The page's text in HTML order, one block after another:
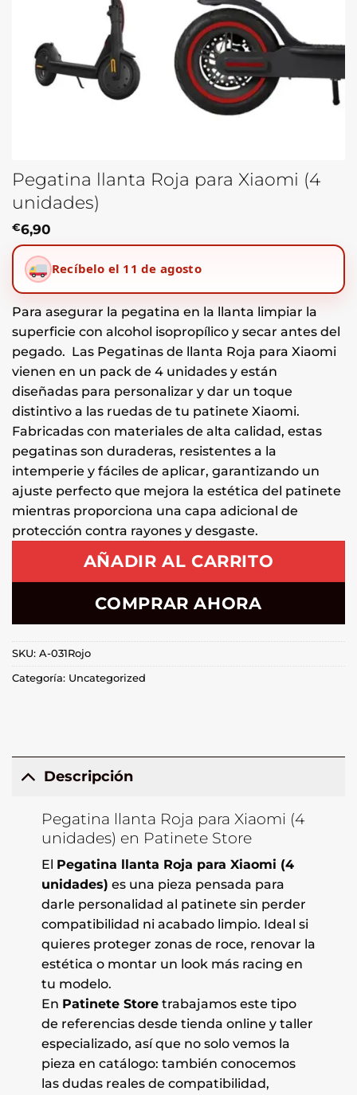
Pegatina llanta Roja para Xiaomi (4
unidades)
€6,90
Recíbelo el 11 de agosto
Para asegurar la pegatina en la llanta limpiar la
superficie con alcohol isopropílico y secar antes del
pegado. Las Pegatinas de llanta Roja para Xiaomi
vienen en un pack de 4 unidades y están
diseñadas para personalizar y dar un toque
distintivo a las ruedas de tu patinete Xiaomi.
Fabricadas con materiales de alta calidad, estas
pegatinas son duraderas, resistentes a la
intemperie y fáciles de aplicar, garantizando un
ajuste perfecto que mejora la estética del patinete
mientras proporciona una capa adicional de
protección contra rayones y desgaste.
AÑADIR AL CARRITO
COMPRAR AHORA
SKU: A-031Rojo
Categoría: Uncategorized
Descripción
Pegatina llanta Roja para Xiaomi (4
unidades) en Patinete Store
El Pegatina llanta Roja para Xiaomi (4
unidades) es una pieza pensada para
darle personalidad al patinete sin perder
compatibilidad ni acabado limpio. Ideal si
quieres proteger zonas de roce, renovar la
estética o montar un look más racing en
tu modelo.
En Patinete Storetrabajamos este tipo
de referencias desde tienda online y taller
especializado, así que no solo vemos la
pieza en catálogo: también conocemos
las dudas reales de compatibilidad,